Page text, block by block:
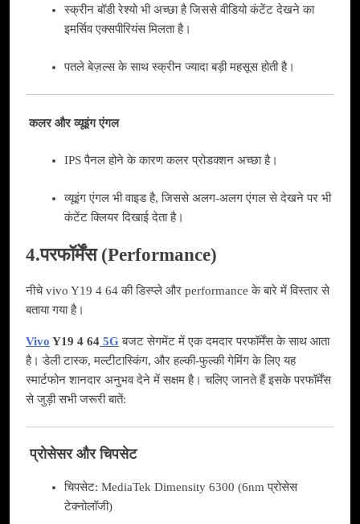
स्क्रीन बॉडी रेश्यो भी अच्छा है जिससे वीडियो कंटेंट देखने का
इमर्सिव एक्सपीरियंस मिलता है।
पतले बेज़ल्स के साथ स्क्रीन ज्यादा बड़ी महसूस होती है।
कलर और व्यूइंग एंगल
IPS पैनल होने के कारण कलर प्रोडक्शन अच्छा है।
व्यूइंग एंगल भी वाइड है, जिससे अलग-अलग एंगल से देखने पर भी
कंटेंट क्लियर दिखाई देता है।
4.परफॉर्मेंस (Performance)
नीचे vivo Y19 4 64 की डिस्प्ले और performance के बारे में विस्तार से
बताया गया है।
Vivo Y19 4 64 5Gबजट सेगमेंट में एक दमदार परफॉर्मेंस के साथ आता
है। डेली टास्क, मल्टीटास्किंग, और हल्की-फुल्की गेमिंग के लिए यह
स्मार्टफोन शानदार अनुभव देने में सक्षम है। चलिए जानते हैं इसके परफॉर्मेंस
से जुड़ी सभी जरूरी बातें:
प्रोसेसर और चिपसेट
चिपसेट: MediaTek Dimensity 6300 (6nm प्रोसेस
टेक्नोलॉजी)